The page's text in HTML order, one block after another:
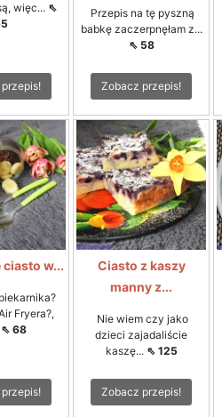
więc... ⇖
Przepis na tę pyszną
babkę zaczerpnęłam z...
⇖ 58
Zobacz przepis!
w...
Fryera?,
⇖ 68
Ciasto z kaszy
manny z...
Nie wiem czy jako
dzieci zajadaliście
kaszę... ⇖ 125
Zobacz przepis!